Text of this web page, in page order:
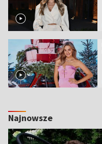
Najnowsze